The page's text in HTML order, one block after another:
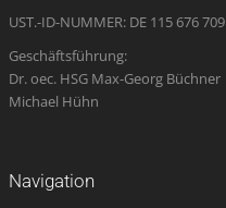
UST.-ID-NUMMER: DE 115 676 709
Geschäftsführung:
Dr. oec. HSG Max-Georg Büchner
Michael Hühn
Navigation